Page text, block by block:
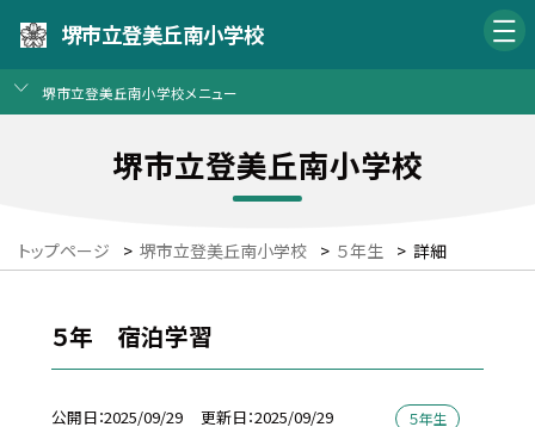
堺市立登美丘南小学校
堺市立登美丘南小学校メニュー
堺市立登美丘南小学校
トップページ > 堺市立登美丘南小学校 > ５年生 > 詳細
５年 宿泊学習
公開日 2025/09/29 更新日 2025/09/29 ５年生